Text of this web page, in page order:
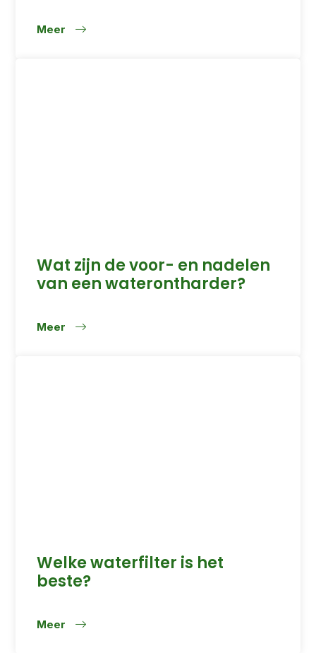
Meer
Wat zijn de voor- en nadelen
van een waterontharder?
Meer
Welke waterfilter is het
beste?
Meer